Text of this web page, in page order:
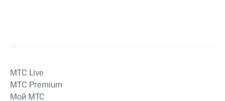
MTС Live
MTС Premium
Мой МТС